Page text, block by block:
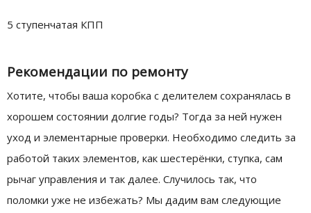
5 ступенчатая КПП
Рекомендации по ремонту
Хотите, чтобы ваша коробка с делителем сохранялась в
хорошем состоянии долгие годы? Тогда за ней нужен
уход и элементарные проверки. Необходимо следить за
работой таких элементов, как шестерёнки, ступка, сам
рычаг управления и так далее. Случилось так, что
поломки уже не избежать? Мы дадим вам следующие